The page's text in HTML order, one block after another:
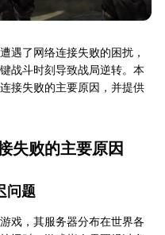
遇了网络连接失败的困扰，
战斗时刻导致战局逆转。本
接失败的主要原因，并提供
失败的主要原因
问题
戏，其服务器分布在世界各